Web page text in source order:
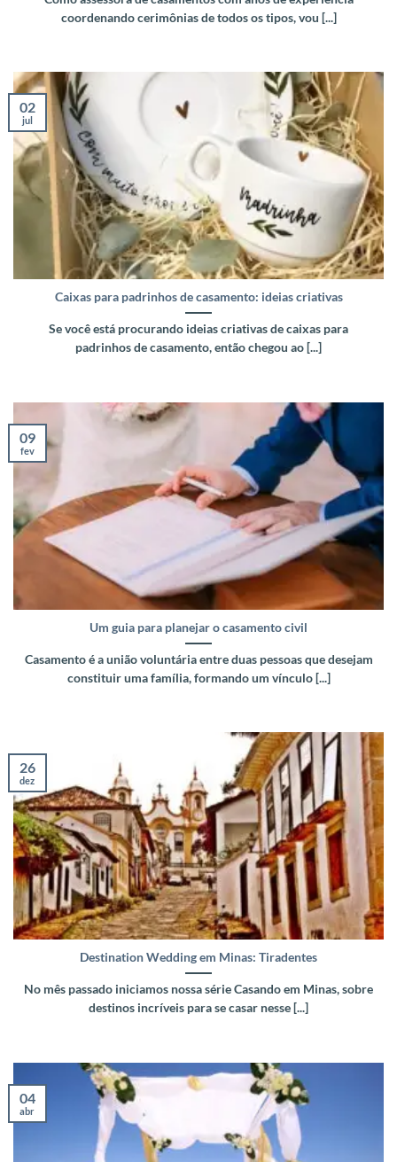
coordenando cerimônias de todos os tipos, vou [...]
Caixas para padrinhos de casamento: ideias criativas
Se você está procurando ideias criativas de caixas para
padrinhos de casamento, então chegou ao [...]
02
jul
Um guia para planejar o casamento civil
Casamento é a união voluntária entre duas pessoas que desejam
constituir uma família, formando um vínculo [...]
09
fev
Destination Wedding em Minas: Tiradentes
No mês passado iniciamos nossa série Casando em Minas, sobre
destinos incríveis para se casar nesse [...]
26
dez
04
abr